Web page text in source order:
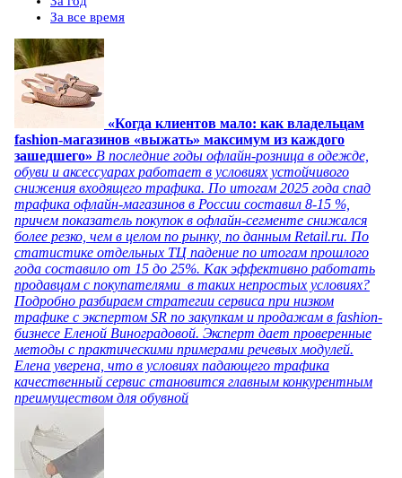
За все время
«Когда клиентов мало: как владельцам
fashion-магазинов «выжать» максимум из каждого
зашедшего» В последние годы офлайн-розница в одежде,
обуви и аксессуарах работает в условиях устойчивого
снижения входящего трафика. По итогам 2025 года спад
трафика офлайн-магазинов в России составил 8-15 %,
причем показатель покупок в офлайн-сегменте снижался
более резко, чем в целом по рынку, по данным Retail.ru. По
статистике отдельных ТЦ падение по итогам прошлого
года составило от 15 до 25%. Как эффективно работать
продавцам с покупателями в таких непростых условиях?
Подробно разбираем стратегии сервиса при низком
трафике с экспертом SR по закупкам и продажам в fashion-
бизнесе Еленой Виноградовой. Эксперт дает проверенные
методы с практическими примерами речевых модулей.
Елена уверена, что в условиях падающего трафика
качественный сервис становится главным конкурентным
преимуществом для обувной